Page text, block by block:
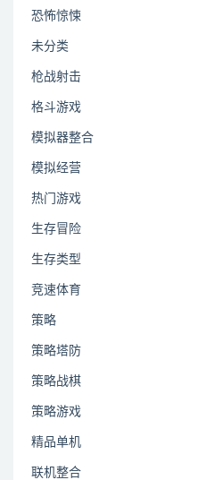
恐怖惊悚
未分类
枪战射击
格斗游戏
模拟器整合
模拟经营
热门游戏
生存冒险
生存类型
竞速体育
策略
策略塔防
策略战棋
策略游戏
精品单机
联机整合